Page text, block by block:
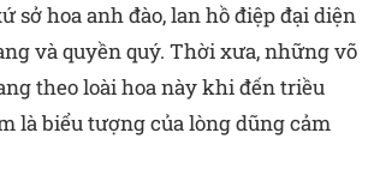
sở hoa anh đào, lan hồ điệp đại diện
và quyền quý. Thời xưa, những võ
theo loài hoa này khi đến triều
là biểu tượng của lòng dũng cảm